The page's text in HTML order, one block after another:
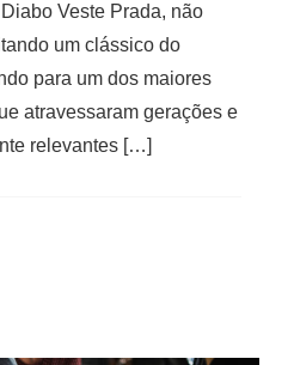
Veste Prada, não
um clássico do
para um dos maiores
atravessaram gerações e
relevantes […]